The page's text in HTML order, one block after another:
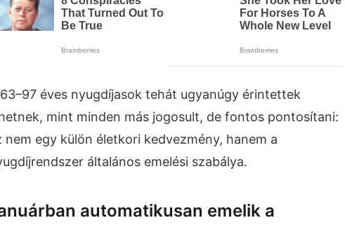
éves nyugdíjasok tehát ugyanúgy érintettek
mint minden más jogosult, de fontos pontosítani:
nem egy külön életkori kedvezmény, hanem a
általános emelési szabálya.
automatikusan emelik a